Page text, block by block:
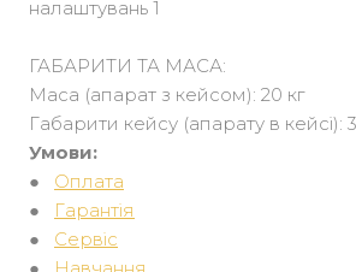
налаштувань 1
ГАБАРИТИ ТА МАСА:
Маса (апарат з кейсом): 20 кг
Габарити кейсу (апарату в кейсі):
Умови:
● Оплата
●
Гарантія
● Сервіс
●
Навчання